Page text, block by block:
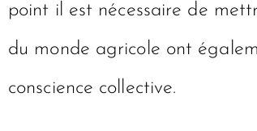
point il est nécessaire de
du monde agricole ont
conscience collective.